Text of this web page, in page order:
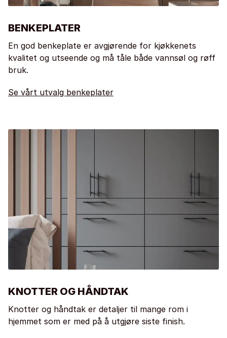
BENKEPLATER
En god benkeplate er avgjørende for kjøkkenets
kvalitet og utseende og må tåle både vannsøl og røff
bruk.
Se vårt utvalg benkeplater
KNOTTER OG HÅNDTAK
Knotter og håndtak er detaljer til mange rom i
hjemmet som er med på å utgjøre siste finish.